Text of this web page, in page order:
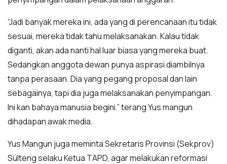
“Jadi banyak mereka ini, ada yang di perencanaan itu tidak
sesuai, mereka tidak tahu melaksanakan. Kalau tidak
diganti, akan ada nanti hal luar biasa yang mereka buat.
Sedangkan anggota dewan punya aspirasi diambilnya
tanpa perasaan. Dia yang pegang proposal dan lain
sebagainya, tapi dia juga melaksanakan penyimpangan.
Ini kan bahaya manusia begini.” terang Yus mangun
dihadapan awak media.
Yus Mangun juga meminta Sekretaris Provinsi (Sekprov)
Sulteng selaku Ketua TAPD, agar melakukan reformasi